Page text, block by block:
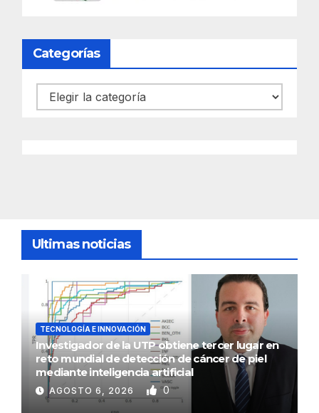
Categorías
Categorías
Ultimas noticias
TECNOLOGÍA E INNOVACIÓN
Investigador de la UTP obtiene tercer lugar en
reto mundial de detección de cáncer de piel
mediante inteligencia artificial
AGOSTO 6, 2026 0